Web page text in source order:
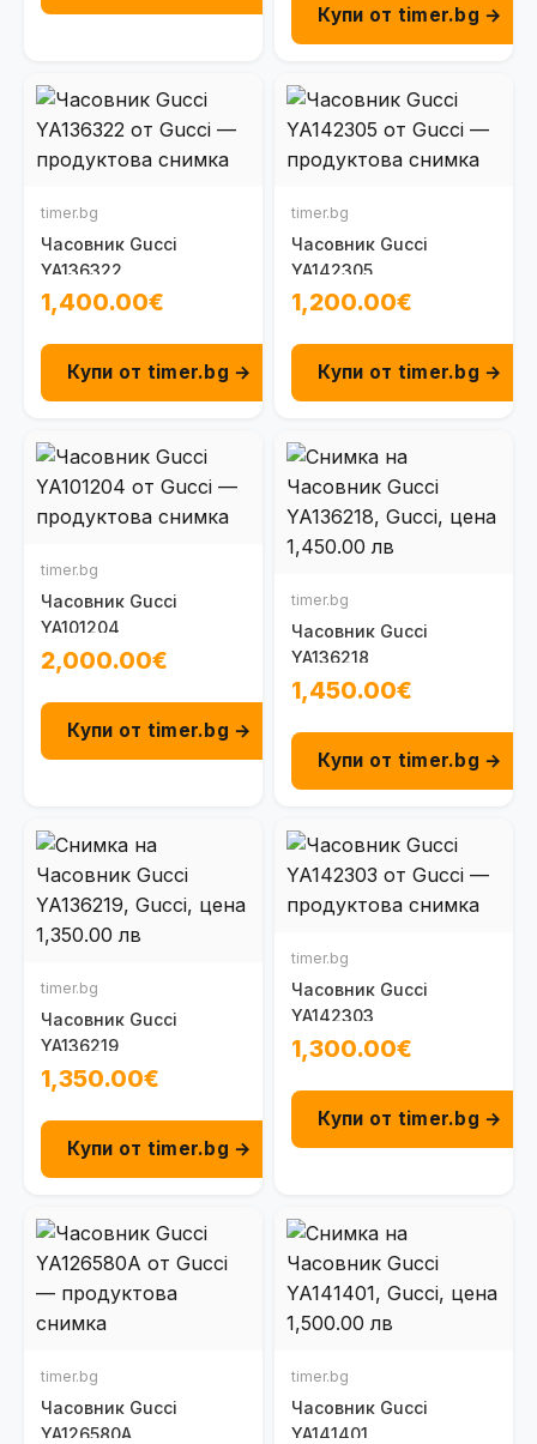
Купи от timer.bg →
timer.bg
Часовник Gucci
YA136322
1,400.00€
Купи от timer.bg →
timer.bg
Часовник Gucci
YA142305
1,200.00€
Купи от timer.bg →
timer.bg
Часовник Gucci
YA101204
2,000.00€
Купи от timer.bg →
timer.bg
Часовник Gucci
YA136218
1,450.00€
Купи от timer.bg →
timer.bg
Часовник Gucci
YA136219
1,350.00€
Купи от timer.bg →
timer.bg
Часовник Gucci
YA142303
1,300.00€
Купи от timer.bg →
timer.bg
Часовник Gucci
YA126580A
timer.bg
Часовник Gucci
YA141401